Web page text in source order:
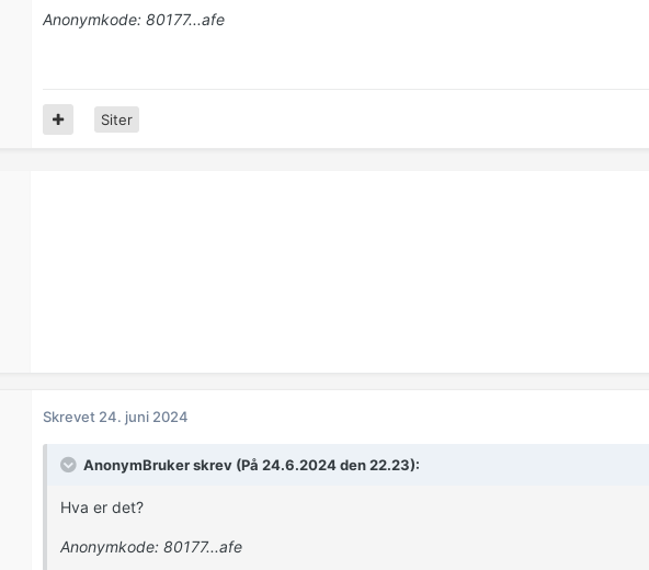
Anonymkode: 80177...afe
Siter
Skrevet 24. juni 2024
AnonymBruker skrev (På 24.6.2024 den 22.23):
Hva er det?
Anonymkode: 80177...afe